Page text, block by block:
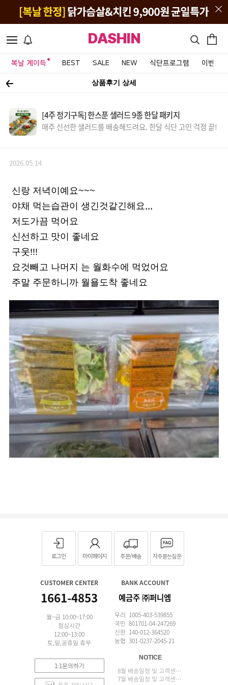
DASHIN
복날 계이득 BEST SALE NEW 식단프로그램 이벤트&
상품후기 상세
[4주 정기구독] 한스푼 샐러드 9종 한달 패키지
매주 신선한 샐러드를 배송해드려요. 한달 식단 고민 걱정 끝!
2026.05.14
신랑 저녁이예요~~~
야채 먹는습관이 생긴것같긴해요,,,
저도가끔 먹어요
신선하고 맛이 좋네요
구웃!!!
요것빼고 나머지 는 월화수에 먹었어요
주말 주문하니까 월욜도착 좋네요
로그인 마이페이지 주문/배송 자주묻는질문
CUSTOMER CENTER
1661-4853
월~금 10:00~17:00
점심시간
12:00~13:00
토,일,공휴일 휴무
1:1문의하기
BANK ACCOUNT
예금주 ㈜퍼니엠
우리 1005-403-539855
국민 801701-04-247269
신한 140-012-364520
농협 301-0237-2045-21
NOTICE
8월 배송일정 및 고객센터 업무 안내
7월 배송일정 및 고객센터 업무 안내